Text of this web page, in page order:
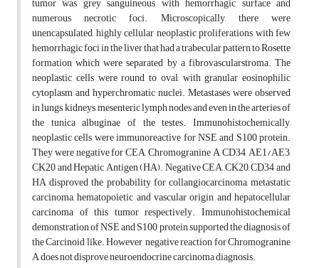
numerous necrotic foci. Microscopically, there were
unencapsulated, highly cellular neoplastic proliferations with few
hemorrhagic foci in the liver that had a trabecular pattern to Rosette
formation which were separated by a fibrovascularstroma. The
neoplastic cells were round to oval, with granular eosinophilic
cytoplasm and hyperchromatic nuclei. Metastases were observed
in lungs, kidneys, mesenteric lymph nodes and even in the arteries of
the tunica albuginae of the testes. Immunohistochemically,
neoplastic cells were immunoreactive for NSE and S100 protein.
They were negative for CEA, Chromogranine A, CD34, AE1/AE3,
CK20 and Hepatic Antigen (HA). Negative CEA, CK20, CD34 and
HA disproved the probability for collangiocarcinoma, metastatic
carcinoma, hematopoietic and vascular origin and hepatocellular
carcinoma of this tumor respectively. Immunohistochemical
demonstration of NSE and S100 protein supported the diagnosis of
the Carcinoid like. However, negative reaction for Chromogranine
A does not disprove neuroendocrine carcinoma diagnosis.